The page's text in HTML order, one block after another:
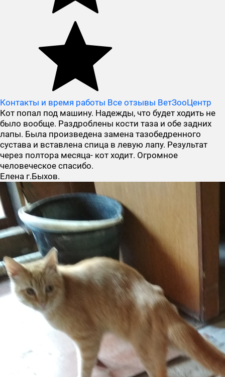
Контакты и время работы Все отзывы ВетЗооЦентр
Кот попал под машину. Надежды, что будет ходить не
было вообще. Раздроблены кости таза и обе задних
лапы. Была произведена замена тазобедренного
сустава и вставлена спица в левую лапу. Результат
через полтора месяца- кот ходит. Огромное
человеческое спасибо.
Елена г.Быхов.